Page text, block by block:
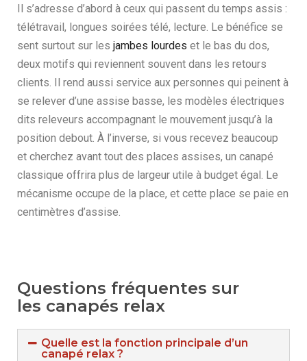
Il s’adresse d’abord à ceux qui passent du temps assis :
télétravail, longues soirées télé, lecture. Le bénéfice se
sent surtout sur les jambes lourdes et le bas du dos,
deux motifs qui reviennent souvent dans les retours
clients. Il rend aussi service aux personnes qui peinent à
se relever d’une assise basse, les modèles électriques
dits releveurs accompagnant le mouvement jusqu’à la
position debout. À l’inverse, si vous recevez beaucoup
et cherchez avant tout des places assises, un canapé
classique offrira plus de largeur utile à budget égal. Le
mécanisme occupe de la place, et cette place se paie en
centimètres d’assise.
Questions fréquentes sur
les canapés relax
Quelle est la fonction principale d’un
canapé relax ?